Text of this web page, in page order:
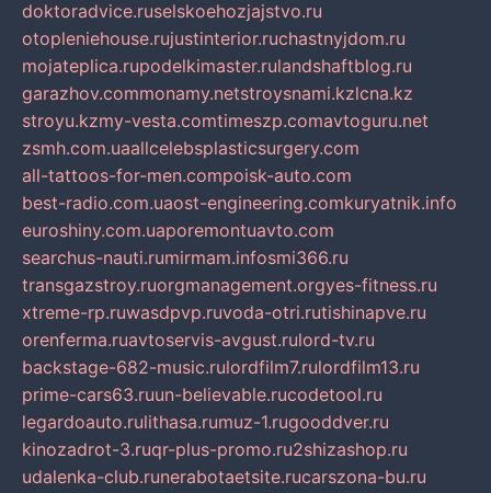
doktoradvice.ruselskoehozjajstvo.ru
otopleniehouse.rujustinterior.ruchastnyjdom.ru
mojateplica.rupodelkimaster.rulandshaftblog.ru
garazhov.commonamy.netstroysnami.kzlcna.kz
stroyu.kzmy-vesta.comtimeszp.comavtoguru.net
zsmh.com.uaallcelebsplasticsurgery.com
all-tattoos-for-men.compoisk-auto.com
best-radio.com.uaost-engineering.comkuryatnik.info
euroshiny.com.uaporemontuavto.com
searchus-nauti.rumirmam.infosmi366.ru
transgazstroy.ruorgmanagement.orgyes-fitness.ru
xtreme-rp.ruwasdpvp.ruvoda-otri.rutishinapve.ru
orenferma.ruavtoservis-avgust.rulord-tv.ru
backstage-682-music.rulordfilm7.rulordfilm13.ru
prime-cars63.ruun-believable.rucodetool.ru
legardoauto.rulithasa.rumuz-1.rugooddver.ru
kinozadrot-3.ruqr-plus-promo.ru2shizashop.ru
udalenka-club.runerabotaetsite.rucarszona-bu.ru